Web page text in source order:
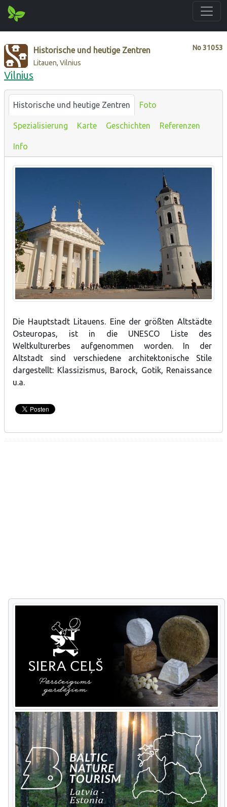
No31053
Historische und heutige Zentren
Litauen, Vilnius
Vilnius
Historische und heutige Zentren Foto
Spezialisierung Karte Geschichten Referenzen
Info
Die Hauptstadt Litauens. Eine der größten Altstädte
Osteuropas, ist in die UNESCO Liste des
Weltkulturerbes aufgenommen worden. In der
Altstadt sind verschiedene architektonische Stile
dargestellt: Klassizismus, Barock, Gotik, Renaissance
u.a.